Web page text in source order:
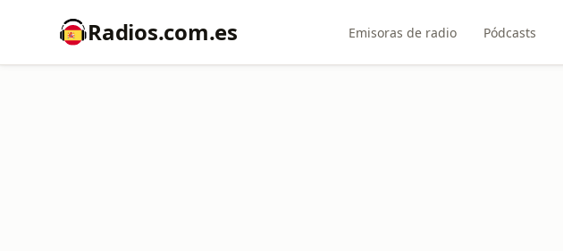
Radios.com.es Emisoras de radio Pódcasts